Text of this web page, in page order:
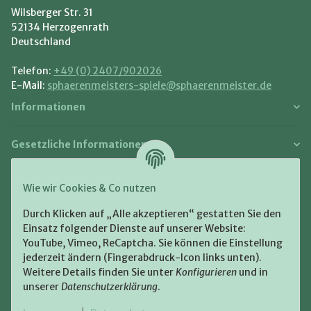
Wie wir Cookies & Co nutzen
Durch Klicken auf „Alle akzeptieren“ gestatten Sie den
Einsatz folgender Dienste auf unserer Website:
YouTube, Vimeo, ReCaptcha. Sie können die Einstellung
jederzeit ändern (Fingerabdruck-Icon links unten).
Weitere Details finden Sie unterKonfigurieren und in
unsererDatenschutzerklärung.
Wilsberger Str. 31
52134 Herzogenrath
Deutschland
Telefon: +49 (0) 2407/902026
E-Mail: sphaerenmeisters-spiele@sphaerenmeister.de
Informationen
Gesetzliche Informationen